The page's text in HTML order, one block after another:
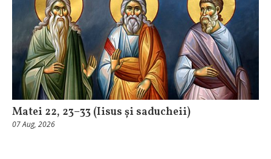
Matei 22, 23–33 (Iisus și saducheii)
07 Aug, 2026